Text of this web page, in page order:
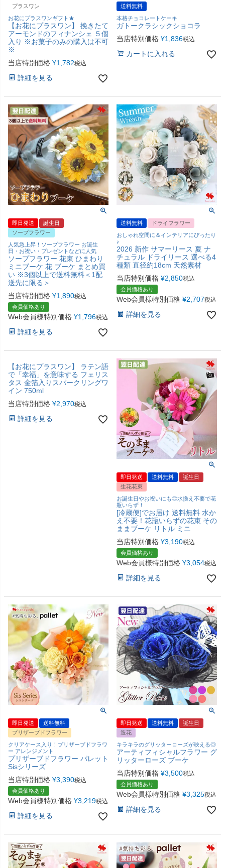
プラスワン
お花にプラスワンギフト★
【お花にプラスワン】 挽きたて
アーモンドのフィナンシェ ５個
入り ※お菓子のみの購入は不可
※
当店特別価格 ¥1,782税込
詳細を見る
送料無料
本格チョコレートケーキ
ガトークラシックショコラ
当店特別価格 ¥1,836税込
カートに入れる
即日発送
誕生日
ソープフラワー
人気急上昇！ソープフラワー お誕生
日・お祝い・プレゼントなどに人気
ソープフラワー 花束 ひまわり
ミニブーケ 花 ブーケ まとめ買
い ※3個以上で送料無料＜1配
送先に限る＞
当店特別価格 ¥1,890税込
会員価格あり
Web会員様特別価格 ¥1,796税込
詳細を見る
送料無料
ドライフラワー
おしゃれ空間に＆インテリアにぴったり
♪
2026 新作 サマーリース 夏 ナ
チュラル ドライリース 選べる4
種類 直径約18cm 天然素材
当店特別価格 ¥2,850税込
会員価格あり
Web会員様特別価格 ¥2,707税込
詳細を見る
【お花にプラスワン】 ラテン語
で「幸福」を意味する フェリス
タス 金箔入りスパークリングワ
イン 750ml
当店特別価格 ¥2,970税込
詳細を見る
即日発送 送料無料
誕生日
生花花束
お誕生日やお祝いにも◎水換え不要で花
瓶いらず！
[冷蔵便]でお届け 送料無料 水か
え不要！花瓶いらずの花束 その
ままブーケ リトル ミニ
当店特別価格 ¥3,190税込
会員価格あり
Web会員様特別価格 ¥3,054税込
詳細を見る
即日発送
送料無料
プリザーブドフラワー
クリアケース入り！プリザーブドフラワ
ー アレンジメント
プリザーブドフラワー パレット
Sisシリーズ
当店特別価格 ¥3,390税込
会員価格あり
Web会員様特別価格 ¥3,219税込
詳細を見る
即日発送 送料無料
誕生日
造花
キラキラのグリッターローズが映える◎
アーティフィシャルフラワー グ
リッターローズ ブーケ
当店特別価格 ¥3,500税込
会員価格あり
Web会員様特別価格 ¥3,325税込
詳細を見る